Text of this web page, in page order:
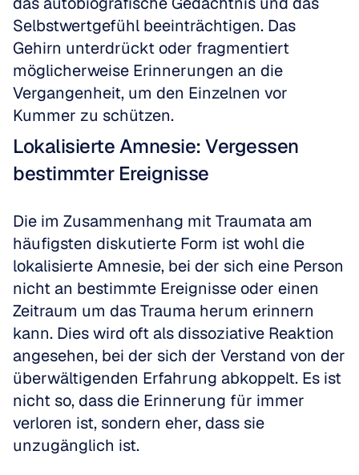
Selbstwertgefühl beeinträchtigen. Das
Gehirn unterdrückt oder fragmentiert
möglicherweise Erinnerungen an die
Vergangenheit, um den Einzelnen vor
Kummer zu schützen.
Lokalisierte Amnesie: Vergessen
bestimmter Ereignisse
Die im Zusammenhang mit Traumata am
häufigsten diskutierte Form ist wohl die
lokalisierte Amnesie, bei der sich eine Person
nicht an bestimmte Ereignisse oder einen
Zeitraum um das Trauma herum erinnern
kann. Dies wird oft als dissoziative Reaktion
angesehen, bei der sich der Verstand von der
überwältigenden Erfahrung abkoppelt. Es ist
nicht so, dass die Erinnerung für immer
verloren ist, sondern eher, dass sie
unzugänglich ist.